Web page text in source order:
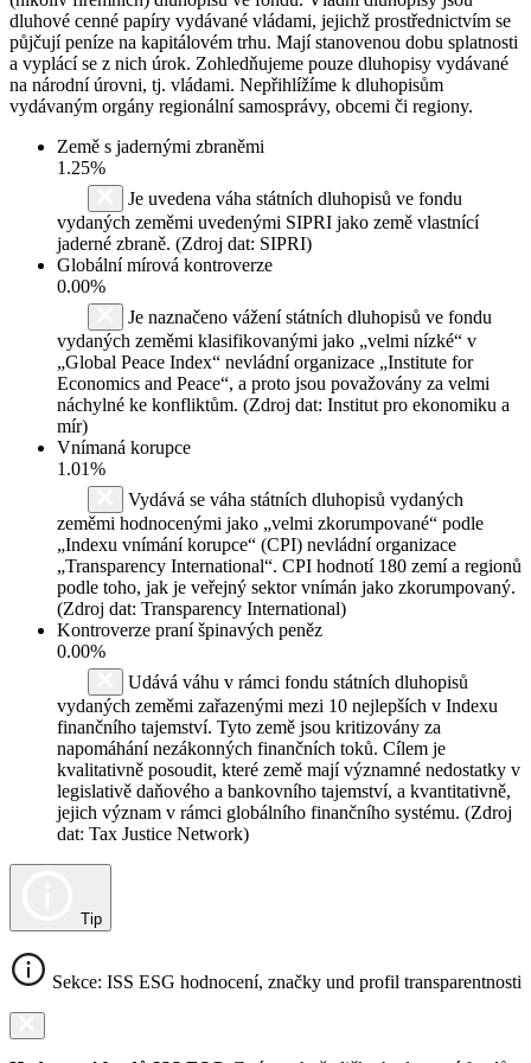
dluhové cenné papíry vydávané vládami, jejichž prostřednictvím se
půjčují peníze na kapitálovém trhu. Mají stanovenou dobu splatnosti
a vyplácí se z nich úrok. Zohledňujeme pouze dluhopisy vydávané
na národní úrovni, tj. vládami. Nepřihlížíme k dluhopisům
vydávaným orgány regionální samosprávy, obcemi či regiony.
Země s jadernými zbraněmi
1.25%
Je uvedena váha státních dluhopisů ve fondu
vydaných zeměmi uvedenými SIPRI jako země vlastnící
jaderné zbraně. (Zdroj dat: SIPRI)
Globální mírová kontroverze
0.00%
Je naznačeno vážení státních dluhopisů ve fondu
vydaných zeměmi klasifikovanými jako „velmi nízké“ v
„Global Peace Index“ nevládní organizace „Institute for
Economics and Peace“, a proto jsou považovány za velmi
náchylné ke konfliktům. (Zdroj dat: Institut pro ekonomiku a
mír)
Vnímaná korupce
1.01%
Vydává se váha státních dluhopisů vydaných
zeměmi hodnocenými jako „velmi zkorumpované“ podle
„Indexu vnímání korupce“ (CPI) nevládní organizace
„Transparency International“. CPI hodnotí 180 zemí a regionů
podle toho, jak je veřejný sektor vnímán jako zkorumpovaný.
(Zdroj dat: Transparency International)
Kontroverze praní špinavých peněz
0.00%
Udává váhu v rámci fondu státních dluhopisů
vydaných zeměmi zařazenými mezi 10 nejlepších v Indexu
finančního tajemství. Tyto země jsou kritizovány za
napomáhání nezákonných finančních toků. Cílem je
kvalitativně posoudit, které země mají významné nedostatky v
legislativě daňového a bankovního tajemství, a kvantitativně,
jejich význam v rámci globálního finančního systému. (Zdroj
dat: Tax Justice Network)
Tip
Sekce: ISS ESG hodnocení, značky und profil transparentnosti